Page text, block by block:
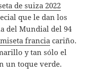
de suiza 2022
que le dan los
del Mundial del 94
francia cariño.
y tan sólo el
un toque verde.